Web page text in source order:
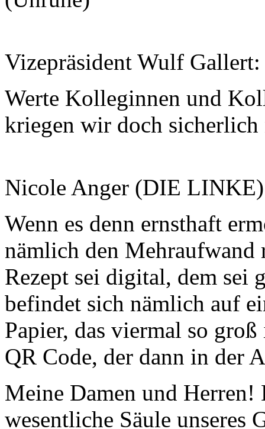
Vizepräsident Wulf
Werte Kolleginnen und
kriegen wir doch
Nicole Anger (DIE
Wenn es denn ernsthaft
nämlich den Mehraufwand
Rezept sei digital, dem sei
befindet sich nämlich auf
Papier, das viermal so
QR Code, der dann in der
Meine Damen und
wesentliche Säule unseres